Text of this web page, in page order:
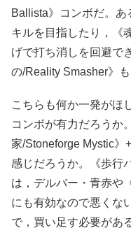
Ballista》コンボだ。
キルを目指したり，《
げで打ち消しを回避で
の/Reality Smasher》も
こちらも何か一発がほ
コンボが有力だろうか
家/Stoneforge Mystic》
感じだろうか。《歩行
は，デルバー・青赤や
にも有効なので悪くな
で，買い足す必要があ